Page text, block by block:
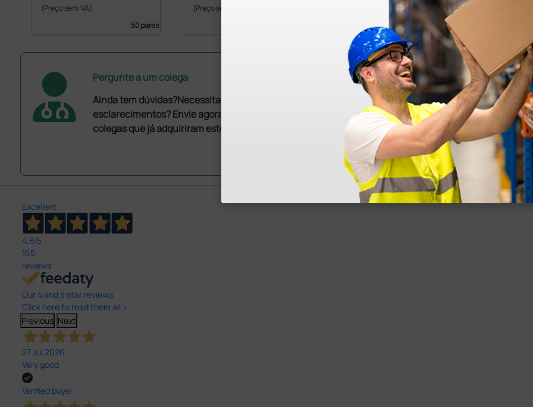
(Preço sem IVA)
50 pares
(Preço sem IVA)
(Preço sem IVA)
50 pares
Pergunte a um colega
Ainda tem dúvidas?Necessita de mais
esclarecimentos? Envie agora a sua questão aos
colegas que já adquiriram este produto.
Excellent
4,8/5
165
reviews
Our 4 and 5 star reviews.
Click here to read them all >
Previous Next
27 Jul 2026
Very good
Verified buyer